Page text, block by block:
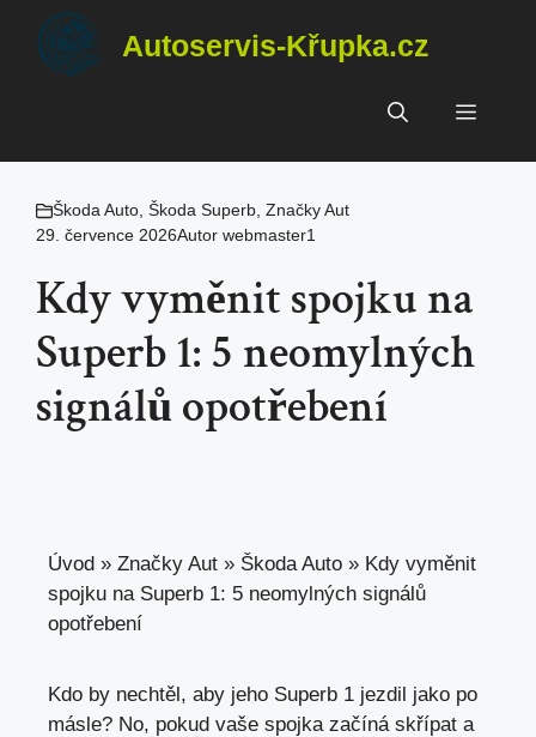
Přeskočit
obsah
Autoservis-Křupka.cz
Menu
Škoda Auto Škoda Superb Značky Aut
29. července 2026Autor webmaster1
Kdy vyměnit spojku na
Superb 1: 5 neomylných
signálů opotřebení
Úvod » Značky Aut » Škoda Auto » Kdy vyměnit
spojku na Superb 1: 5 neomylných signálů
opotřebení
Kdo by nechtěl, aby jeho Superb 1 jezdil jako po
másle? No, pokud vaše spojka začíná skřípat a